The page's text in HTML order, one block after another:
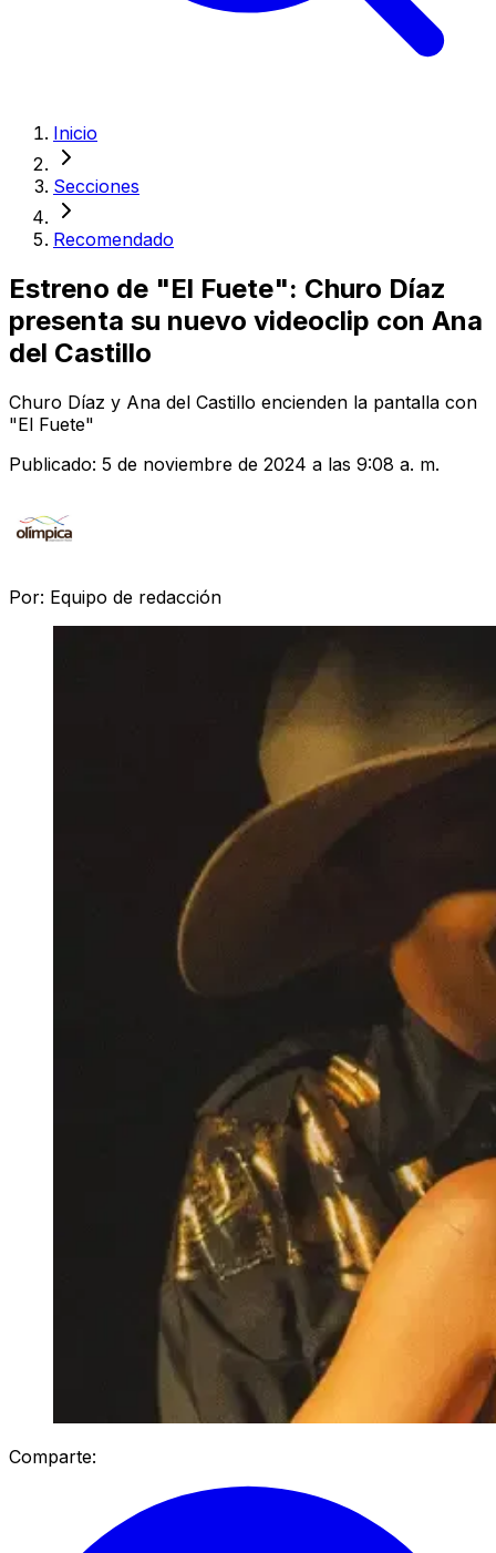
Inicio
Secciones
Recomendado
Estreno de "El Fuete": Churo Díaz
presenta su nuevo videoclip con Ana
del Castillo
Churo Díaz y Ana del Castillo encienden la pantalla con
"El Fuete"
Publicado: 5 de noviembre de 2024 a las 9:08 a. m.
Por: Equipo de redacción
Comparte: